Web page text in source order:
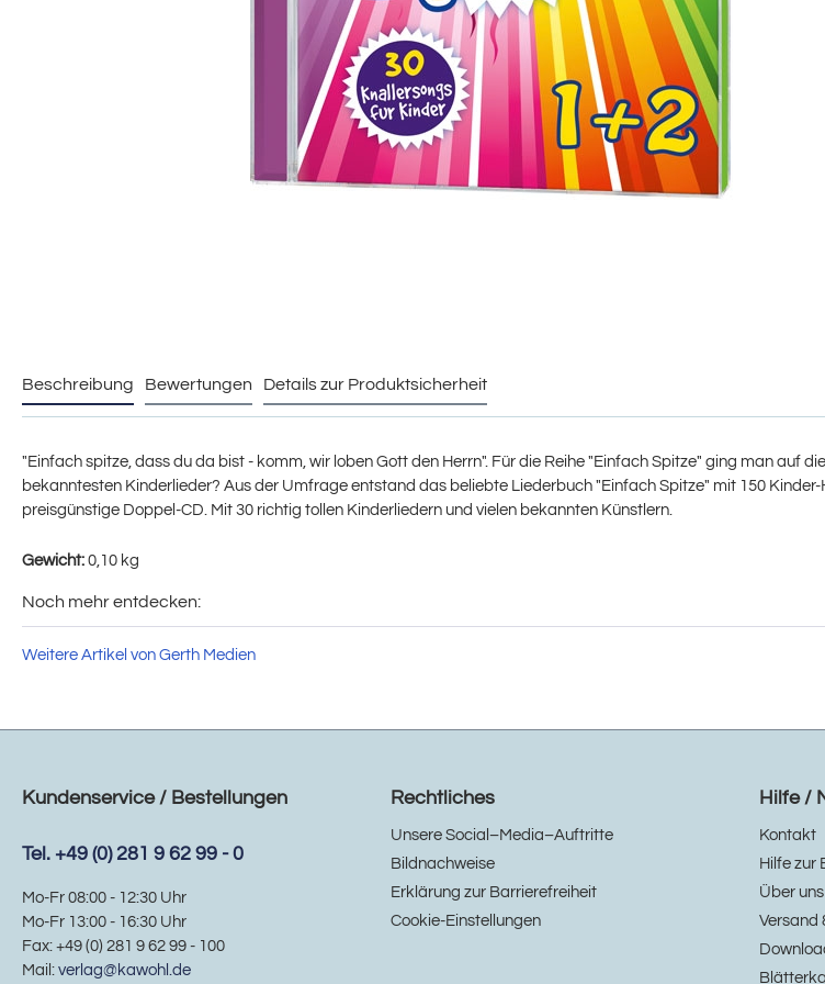
Beschreibung Bewertungen Details zur Produktsicherheit
"Einfach spitze, dass du da bist - komm, wir loben Gott den Herrn". Für die Reihe "Einfach Spitze" ging man auf
bekanntesten Kinderlieder? Aus der Umfrage entstand das beliebte Liederbuch "Einfach Spitze" mit 150
preisgünstige Doppel-CD. Mit 30 richtig tollen Kinderliedern und vielen bekannten Künstlern.
Gewicht: 0,10 kg
Noch mehr entdecken:
Weitere Artikel von Gerth Medien
Kundenservice / Bestellungen
Tel. +49 (0) 281 9 62 99 - 0
Mo-Fr 08:00 - 12:30 Uhr
Mo-Fr 13:00 - 16:30 Uhr
Fax: +49 (0) 281 9 62 99 - 100
Mail: verlag@kawohl.de
Rechtliches
Unsere Social–Media–Auftritte
Bildnachweise
Erklärung zur Barrierefreiheit
Cookie-Einstellungen
Hilfe /
Kontakt
Hilfe zur
Über uns
Versand